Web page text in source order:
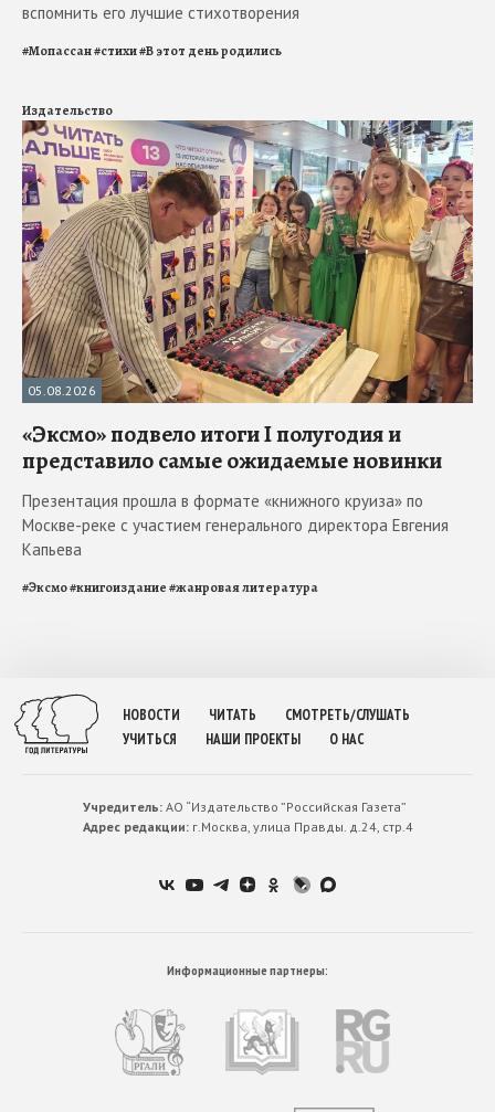
вспомнить его лучшие стихотворения
#Мопассан#стихи#В этот день родились
Издательство
05.08.2026
«Эксмо» подвело итоги I полугодия и
представило самые ожидаемые новинки
Презентация прошла в формате «книжного круиза» по
Москве-реке с участием генерального директора Евгения
Капьева
#Эксмо#книгоиздание#жанровая литература
НОВОСТИ ЧИТАТЬ
СМОТРЕТЬ/СЛУШАТЬ
УЧИТЬСЯ
НАШИ ПРОЕКТЫ О НАС
Учредитель:АО “Издательство ”Российская Газета”
Адрес редакции:г.Москва, улица Правды. д.24, стр.4
Информационные партнеры: